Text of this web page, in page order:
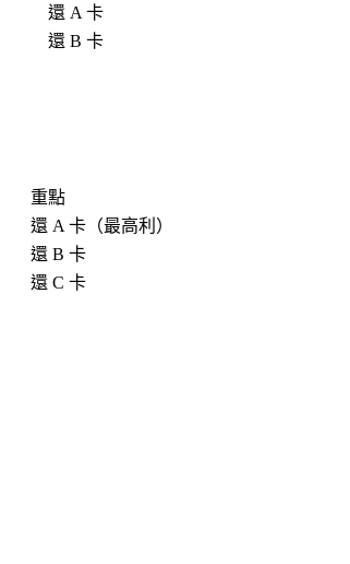
還 A 卡
還 B 卡
重點
還 A 卡（最高利）
還 B 卡
還 C 卡